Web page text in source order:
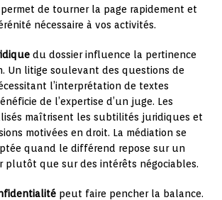
de tourner la page rapidement et
nécessaire à vos activités.
du dossier influence la pertinence
Un litige soulevant des questions de
l’interprétation de textes
de l’expertise d’un juge. Les
maîtrisent les subtilités juridiques et
motivées en droit. La médiation se
quand le différend repose sur un
plutôt que sur des intérêts négociables.
peut faire pencher la balance.